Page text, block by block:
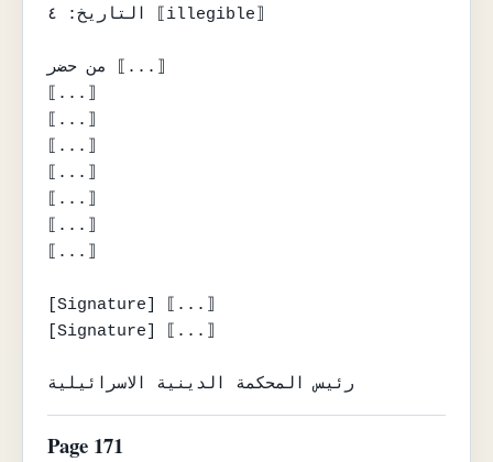
التاريخ: ٤ ⟦illegible⟧
من حضر ⟦...⟧
⟦...⟧
⟦...⟧
⟦...⟧
⟦...⟧
⟦...⟧
⟦...⟧
⟦...⟧
[Signature] ⟦...⟧
[Signature] ⟦...⟧
رئيس المحكمة الدينية الاسرائيلية
Page 171